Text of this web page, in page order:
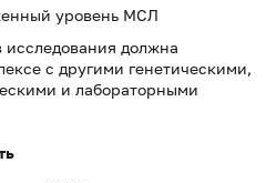
уровень МСЛ
исследования должна
с другими генетическими,
и лабораторными